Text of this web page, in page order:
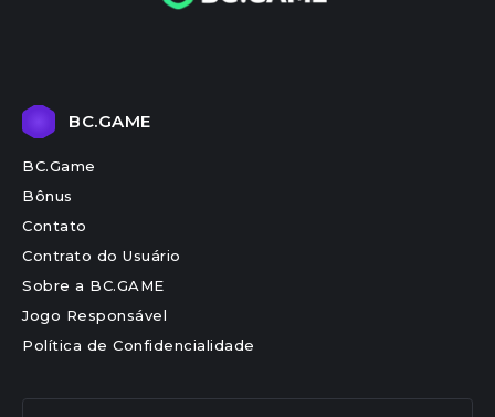
BC.GAME
BC.Game
Bônus
Contato
Contrato do Usuário
Sobre a BC.GAME
Jogo Responsável
Política de Confidencialidade